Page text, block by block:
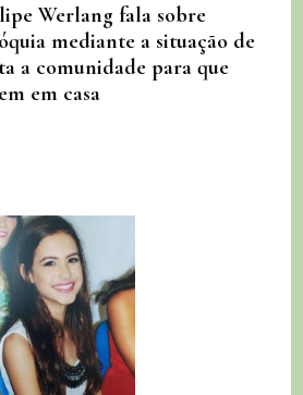
Werlang fala sobre
mediante a situação de
a comunidade para que
em casa